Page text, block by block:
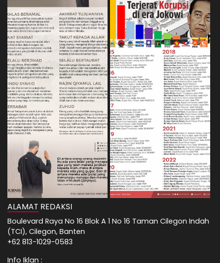
ALAMAT REDAKSI
Boulevard Raya No 16 Blok A 1 No 16 Taman Cilegon Indah
(TCI), Cilegon, Banten
+62 813-1029-0583
Info Iklan :